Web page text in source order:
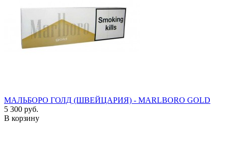
МАЛЬБОРО ГОЛД (ШВЕЙЦАРИЯ) - MARLBORO GOLD
5 300 руб.
В корзину